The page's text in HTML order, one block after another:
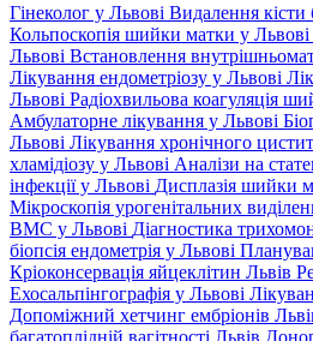
Гінеколог у Львові Видалення кісти
Кольпоскопія шийки матки у Львові
Львові Встановлення
Лікування ендометріозу у Львові
Львові Радіохвильова коагуляція
Амбулаторне лікування у Львові
Львові Лікування хронічного
хламідіозу у Львові Аналізи на
інфекції у Львові Дисплазія шийки
Мікроскопія урогенітальних
ВМС у Львові Діагностика
біопсія ендометрія у Львові
Кріоконсервація яйцеклітин Львів
Ехосальпінгографія у Львові
Допоміжний хетчинг ембріонів
багатоплідній вагітності Львів